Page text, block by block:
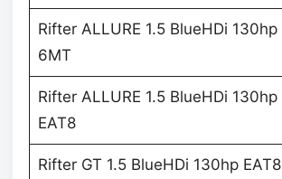
Rifter ALLURE 1.5 BlueHDi 130hp
6MT
Rifter ALLURE 1.5 BlueHDi 130hp
EAT8
Rifter GT 1.5 BlueHDi 130hp EAT8